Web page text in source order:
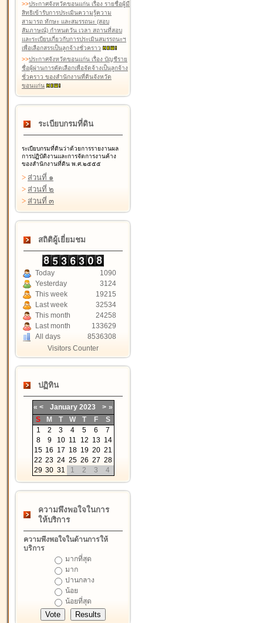
>>ประกาศจังหวัดขอนแก่น เรื่อง รายชื่อผู้มี
สิทธิเข้ารับการประเมินความรู้ความ
สามารถ ทักษะ และสมรรถนะ (สอบ
สัมภาษณ์) กำหนดวัน เวลา สถานที่สอบ
และระเบียบเกี่ยวกับการประเมินสมรรถนะฯ
เพื่อเลือกสรรเป็นลูกจ้างชั่วคราว
>>ประกาศจังหวัดขอนแก่น เรื่อง บัญชีราย
ชื่อผู้ผ่านการคัดเลือกเพื่อจัดจ้างเป็นลูกจ้าง
ชั่วคราว ของสำนักงานที่ดินจังหวัด
ขอนแก่น
ระเบียบกรมที่ดิน
ระเบียบกรมที่ดินว่าด้วยการรายงานผล
การปฏิบัติงานและการจัดการงานค้าง
ของสำนักงานที่ดิน พ.ศ.๒๕๕๕
> ส่วนที่ ๑
> ส่วนที่ ๒
> ส่วนที่ ๓
สถิติผู้เยี่ยมชม
Today
1090
Yesterday
3124
This week
19215
Last week
32534
This month
24258
Last month
133629
All days
8536308
Visitors Counter
ปฏิทิน
« < January 2023 > »
S
M T W T F
S
1
2 3 4 5 6
7
8
9 10 11 12 13 14
15 16 17 18 19 20 21
22 23 24 25 26 27 28
29 30 31 1 2 3 4
ความพึงพอใจในการ
ให้บริการ
ความพึงพอใจในด้านการให้
บริการ
มากที่สุด
มาก
ปานกลาง
น้อย
น้อยที่สุด